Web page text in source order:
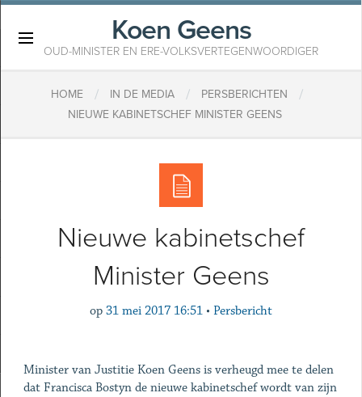
Koen Geens
OUD-MINISTER EN ERE-VOLKSVERTEGENWOORDIGER
HOME / IN DE MEDIA / PERSBERICHTEN /
NIEUWE KABINETSCHEF MINISTER GEENS
Nieuwe kabinetschef
Minister Geens
op 31 mei 2017 16:51 • Persbericht
Minister van Justitie Koen Geens is verheugd mee te delen
dat Francisca Bostyn de nieuwe kabinetschef wordt van zijn